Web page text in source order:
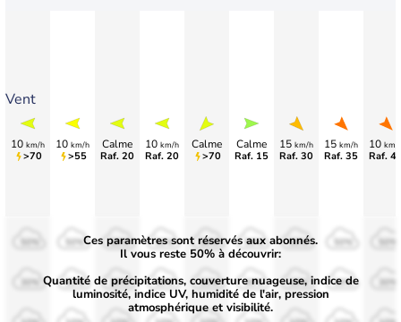
Vent
10 km/h
>70
10 km/h
>55
Calme
Raf. 20
10 km/h
Raf. 20
Calme
>70
Calme
Raf. 15
15 km/h
Raf. 30
15 km/h
Raf. 35
10 km/
Raf.
50%
30%
50%
30%
50%
30%
50%
30%
50%
30%
50%
30%
50%
30%
Ces paramètres sont réservés aux abonnés.
Il vous reste 50% à découvrir:
Quantité de précipitations, couverture nuageuse, indice de
luminosité, indice UV, humidité de l'air, pression
atmosphérique et visibilité.